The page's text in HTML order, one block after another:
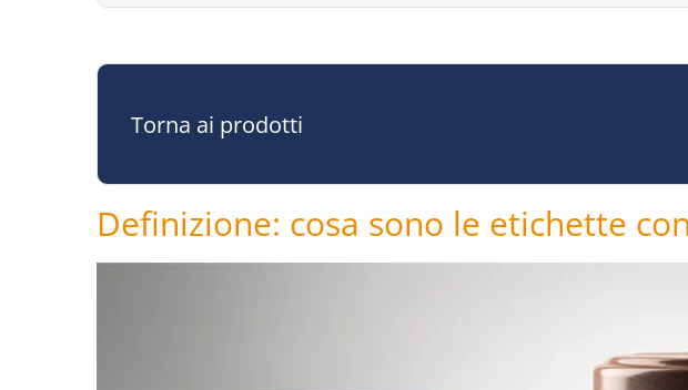
Torna ai prodotti
Definizione: cosa sono le etichette